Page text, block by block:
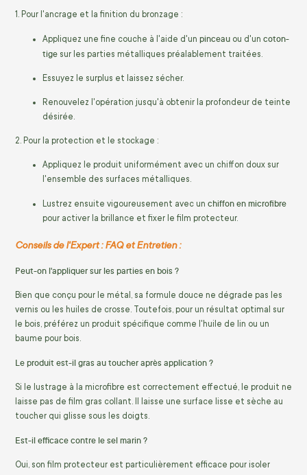
1. Pour l'ancrage et la finition du bronzage :
Appliquez une fine couche à l'aide d'un pinceau ou d'un coton-
tige sur les parties métalliques préalablement traitées.
Essuyez le surplus et laissez sécher.
Renouvelez l'opération jusqu'à obtenir la profondeur de teinte
désirée.
2. Pour la protection et le stockage :
Appliquez le produit uniformément avec un chiffon doux sur
l'ensemble des surfaces métalliques.
Lustrez ensuite vigoureusement avec un chiffon en microfibre
pour activer la brillance et fixer le film protecteur.
Conseils de l'Expert : FAQ et Entretien :
Peut-on l'appliquer sur les parties en bois ?
Bien que conçu pour le métal, sa formule douce ne dégrade pas les
vernis ou les huiles de crosse. Toutefois, pour un résultat optimal sur
le bois, préférez un produit spécifique comme l'huile de lin ou un
baume pour bois.
Le produit est-il gras au toucher après application ?
Si le lustrage à la microfibre est correctement effectué, le produit ne
laisse pas de film gras collant. Il laisse une surface lisse et sèche au
toucher qui glisse sous les doigts.
Est-il efficace contre le sel marin ?
Oui, son film protecteur est particulièrement efficace pour isoler